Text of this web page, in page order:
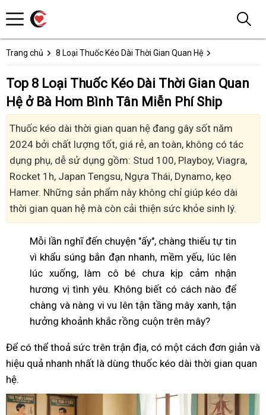
Trang chủ 8 Loại Thuốc Kéo Dài Thời Gian Quan Hệ
Top 8 Loại Thuốc Kéo Dài Thời Gian Quan
Hệ ở Bà Hom Bình Tân Miễn Phí Ship
Thuốc kéo dài thời gian quan hệ đang gây sốt năm
2024 bởi chất lượng tốt, giá rẻ, an toàn, không có tác
dụng phụ, dễ sử dụng gồm: Stud 100, Playboy, Viagra,
Rocket 1h, Japan Tengsu, Ngựa Thái, Dynamo, kẹo
Hamer. Những sản phẩm này không chỉ giúp kéo dài
thời gian quan hệ mà còn cải thiện sức khỏe sinh lý.
Mỗi lần nghĩ đến chuyện "ấy", chàng thiếu tự tin
vì khẩu súng bắn đạn nhanh, mềm yếu, lúc lên
lúc xuống, làm cô bé chưa kịp cảm nhận
hương vị tình yêu. Không biết có cách nào để
chàng và nàng vi vu lên tận tầng mây xanh, tận
hưởng khoảnh khắc rồng cuộn trên mây?
Để có thể thoả sức trên trận địa, có một cách đơn giản và
hiệu quả nhanh nhất là dùng thuốc kéo dài thời gian quan
hệ.